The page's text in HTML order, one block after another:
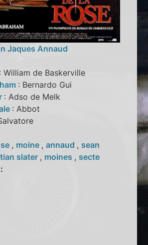
Jaques Annaud
: William de Baskerville
: Bernardo Gui
: Adso de Melk
: Abbot
, moine ,annaud , sean
slater , moines , secte